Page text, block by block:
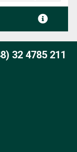
32 4785 211